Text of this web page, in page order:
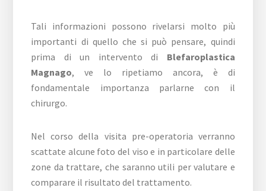
Tali informazioni possono rivelarsi molto più
importanti di quello che si può pensare, quindi
prima di un intervento di Blefaroplastica
Magnago, ve lo ripetiamo ancora, è di
fondamentale importanza parlarne con il
chirurgo.
Nel corso della visita pre-operatoria verranno
scattate alcune foto del viso e in particolare delle
zone da trattare, che saranno utili per valutare e
comparare il risultato del trattamento.